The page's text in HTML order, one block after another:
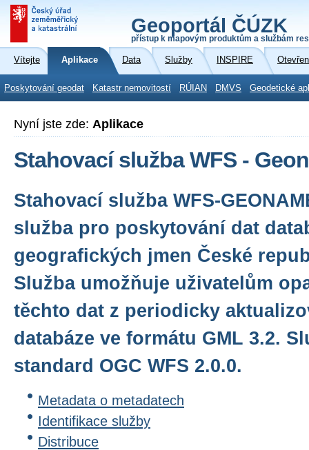
Geoportál ČÚZK
přístup k mapovým produktům a službám
Vítejte Aplikace Data Služby INSPIRE
Poskytování geodat Katastr nemovitostí RÚIAN DMVS Geodetické
Nyní jste zde: Aplikace
Stahovací služba WFS -
Stahovací služba WFS-
služba pro poskytování dat
geografických jmen České
Služba umožňuje uživatelům
těchto dat z periodicky
databáze ve formátu GML 3.2.
standard OGC WFS 2.0.0.
Metadata o metadatech
Identifikace služby
Distribuce